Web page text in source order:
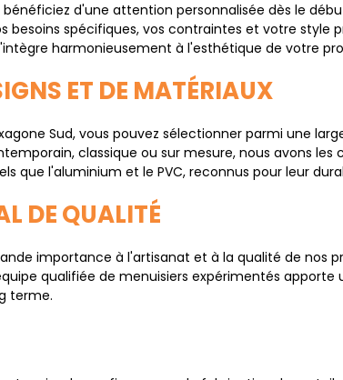
bénéficiez d'une attention personnalisée dès le
spécifiques, vos contraintes et votre
harmonieusement à l'esthétique de votre
ET DE MATÉRIAUX
Sud, vous pouvez sélectionner parmi une
classique ou sur mesure, nous avons
que l'aluminium et le PVC, reconnus pour leur
DE QUALITÉ
importance à l'artisanat et à la qualité de nos
qualifiée de menuisiers expérimentés
terme.